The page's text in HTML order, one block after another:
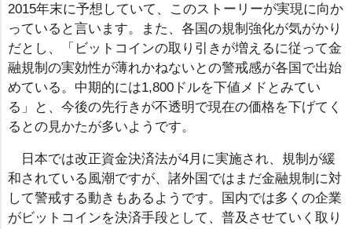
2015年末に予想していて、このストーリーが実現に向か
っていると言います。また、各国の規制強化が気がかり
だとし、「ビットコインの取り引きが増えるに従って金
融規制の実効性が薄れかねないとの警戒感が各国で出始
めている。中期的には1,800ドルを下値メドとみてい
る」と、今後の先行きが不透明で現在の価格を下げてく
るとの見かたが多いようです。
日本では改正資金決済法が4月に実施され、規制が緩
和されている風潮ですが、諸外国ではまだ金融規制に対
して警戒する動きもあるようです。国内では多くの企業
がビットコインを決済手段として、普及させていく取り